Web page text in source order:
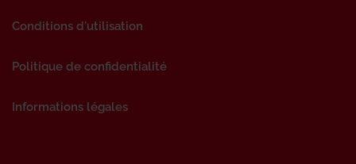
Conditions d'utilisation
Politique de confidentialité
Informations légales